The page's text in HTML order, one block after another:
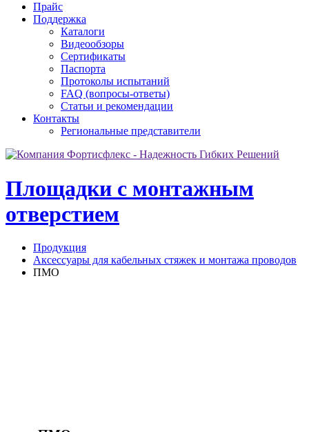
Прайс
Поддержка
Каталоги
Видеообзоры
Сертификаты
Паспорта
Протоколы испытаний
FAQ (вопросы-ответы)
Статьи и рекомендации
Контакты
Региональные представители
Площадки с монтажным
отверстием
Продукция
Аксессуары для кабельных стяжек и монтажа проводов
ПМО